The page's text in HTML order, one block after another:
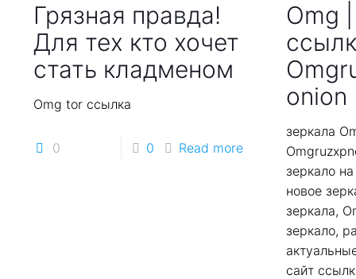
Грязная правда!
Для тех кто хочет
стать кладменом
Omg tor ссылка
0 0 Read more
Omg
onion
зеркала
зеркало
новое
зеркала,
зеркало,
сайт